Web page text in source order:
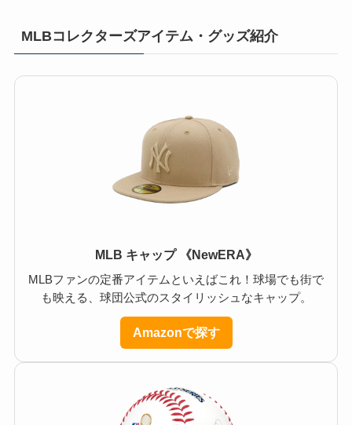
MLBコレクターズアイテム・グッズ紹介
MLB キャップ 《NewERA》
MLBファンの定番アイテムといえばこれ！球場でも街で
も映える、球団公式のスタイリッシュなキャップ。
Amazonで探す